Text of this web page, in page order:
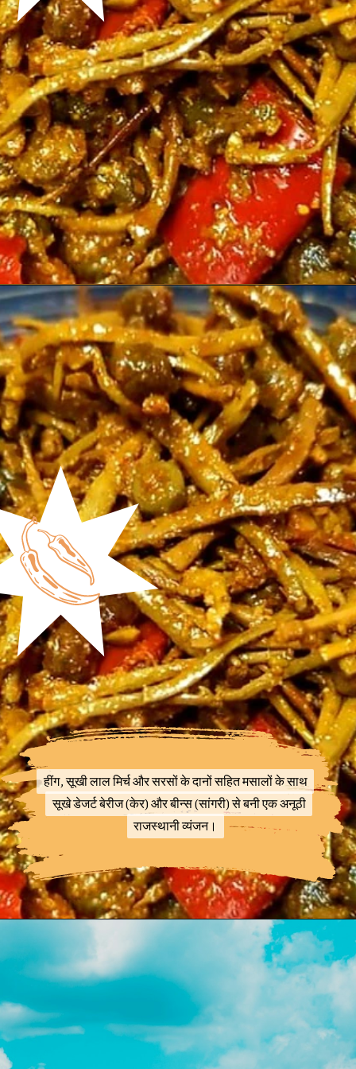
हींग, सूखी लाल मिर्च और सरसों के दानों सहित मसालों के साथ
सूखे डेजर्ट बेरीज (केर) और बीन्स (सांगरी) से बनी एक अनूठी
राजस्थानी व्यंजन।
हींग, सूखी लाल मिर्च और सरसों के दानों सहित मसालों के साथ
सूखे डेजर्ट बेरीज (केर) और बीन्स (सांगरी) से बनी एक अनूठी
राजस्थानी व्यंजन।